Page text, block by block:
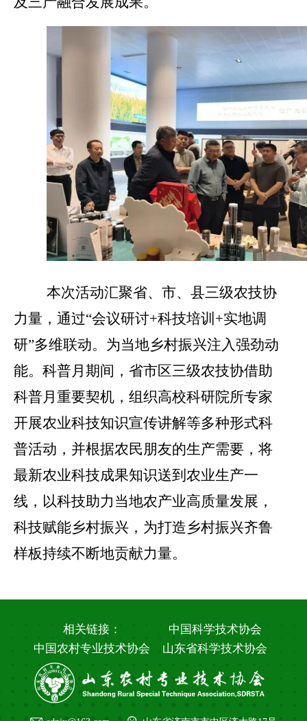
本次活动汇聚省、市、县三级农技协
力量，通过“会议研讨+科技培训 +实地调
研”多维联动。为当地乡村振兴注入强劲动
能。科普月期间，省市区三级农技协借助
科普月重要契机，组织高校科研院所专家
开展农业科技知识宣传讲解等多种形式科
普活动，并根据农民朋友的生产需要，将
最新农业科技成果知识送到农业生产一
线，以科技助力当地农产业高质量发展，
科技赋能乡村振兴，为打造乡村振兴齐鲁
样板持续不断地贡献力量。
相关链接：
中国科学技术协会
中国农村专业技术协会
山东省科学技术协会